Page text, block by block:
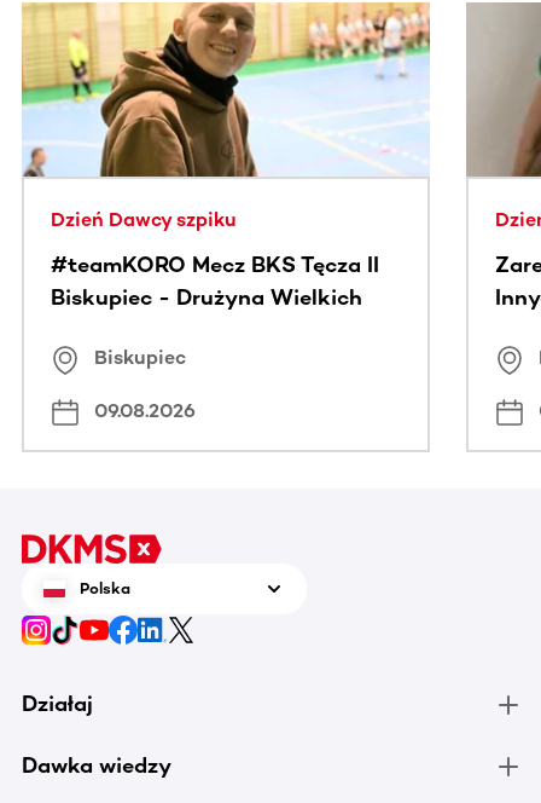
Ta sekcja zawiera treści przewijane w poziomie. Użyj
Dzień Dawcy szpiku
#teamKORO Mecz BKS Tęcza II
Biskupiec - Drużyna Wielkich
Biskupiec
09.08.2026
Polska
Działaj
Dawka wiedzy